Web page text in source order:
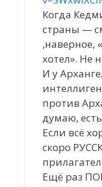
Когда
страны —
,наверное,
хотел». Не
И у
против
думаю,
Если всё
скоро
Ещё раз